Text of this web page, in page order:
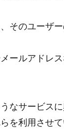
そのユーザ
ールアドレ
なサービス
を利用させ